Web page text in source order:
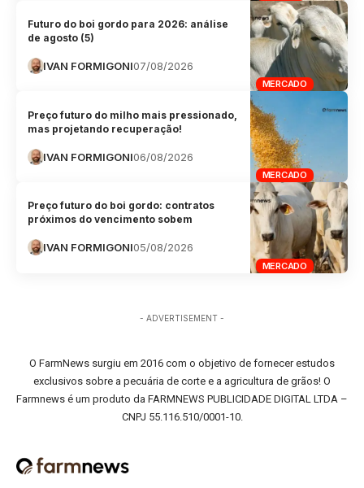
MERCADO
Futuro do boi gordo para 2026: análise
de agosto (5)
IVAN FORMIGONI07/08/2026
MERCADO
Preço futuro do milho mais pressionado,
mas projetando recuperação!
IVAN FORMIGONI06/08/2026
MERCADO
Preço futuro do boi gordo: contratos
próximos do vencimento sobem
IVAN FORMIGONI05/08/2026
- ADVERTISEMENT -
O FarmNews surgiu em 2016 com o objetivo de fornecer estudos
exclusivos sobre a pecuária de corte e a agricultura de grãos! O
Farmnews é um produto da FARMNEWS PUBLICIDADE DIGITAL LTDA –
CNPJ 55.116.510/0001-10.